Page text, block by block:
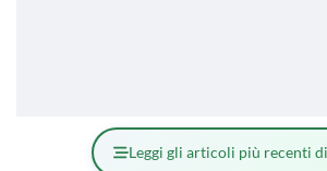
Leggi gli articoli più recenti di